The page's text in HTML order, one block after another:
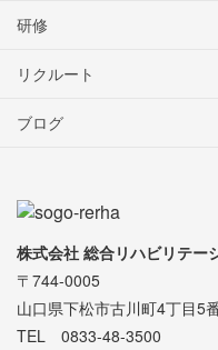
研修
リクルート
ブログ
株式会社 総合リハビリテー
〒744-0005
山口県下松市古川町4丁目5
TEL 0833-48-3500